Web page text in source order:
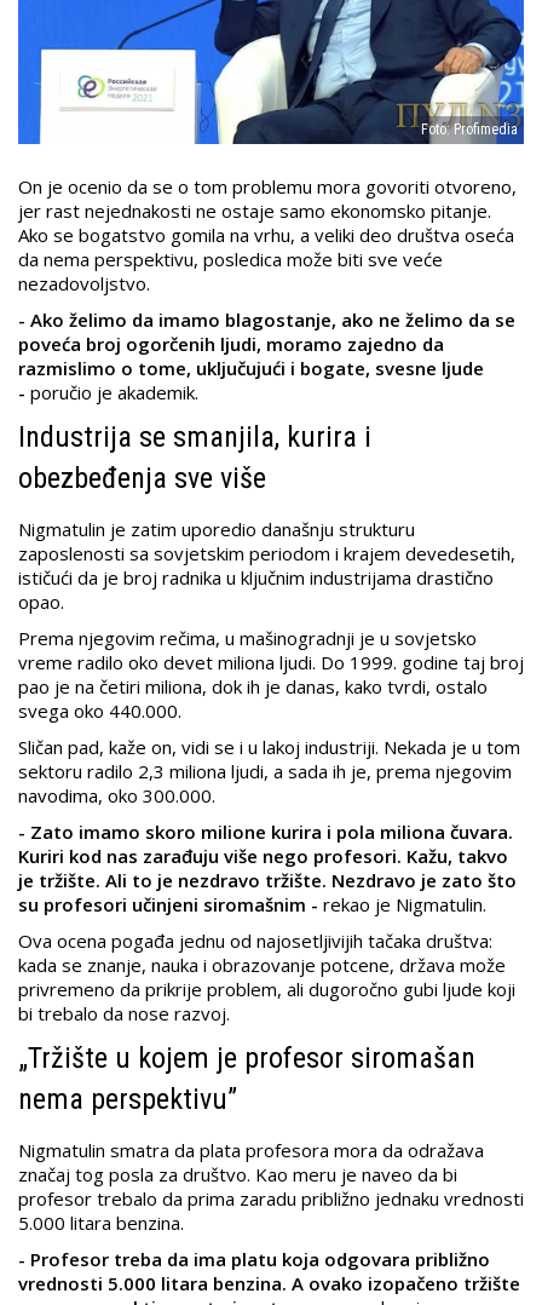
Foto: Profimedia
On je ocenio da se o tom problemu mora govoriti otvoreno,
jer rast nejednakosti ne ostaje samo ekonomsko pitanje.
Ako se bogatstvo gomila na vrhu, a veliki deo društva oseća
da nema perspektivu, posledica može biti sve veće
nezadovoljstvo.
- Ako želimo da imamo blagostanje, ako ne želimo da se
poveća broj ogorčenih ljudi, moramo zajedno da
razmislimo o tome, uključujući i bogate, svesne ljude
- poručio je akademik.
Industrija se smanjila, kurira i
obezbeđenja sve više
Nigmatulin je zatim uporedio današnju strukturu
zaposlenosti sa sovjetskim periodom i krajem devedesetih,
ističući da je broj radnika u ključnim industrijama drastično
opao.
Prema njegovim rečima, u mašinogradnji je u sovjetsko
vreme radilo oko devet miliona ljudi. Do 1999. godine taj broj
pao je na četiri miliona, dok ih je danas, kako tvrdi, ostalo
svega oko 440.000.
Sličan pad, kaže on, vidi se i u lakoj industriji. Nekada je u tom
sektoru radilo 2,3 miliona ljudi, a sada ih je, prema njegovim
navodima, oko 300.000.
- Zato imamo skoro milione kurira i pola miliona čuvara.
Kuriri kod nas zarađuju više nego profesori. Kažu, takvo
je tržište. Ali to je nezdravo tržište. Nezdravo je zato što
su profesori učinjeni siromašnim - rekao je Nigmatulin.
Ova ocena pogađa jednu od najosetljivijih tačaka društva:
kada se znanje, nauka i obrazovanje potcene, država može
privremeno da prikrije problem, ali dugoročno gubi ljude koji
bi trebalo da nose razvoj.
„Tržište u kojem je profesor siromašan
nema perspektivu”
Nigmatulin smatra da plata profesora mora da odražava
značaj tog posla za društvo. Kao meru je naveo da bi
profesor trebalo da prima zaradu približno jednaku vrednosti
5.000 litara benzina.
- Profesor treba da ima platu koja odgovara približno
vrednosti 5.000 litara benzina. A ovako izopačeno tržište